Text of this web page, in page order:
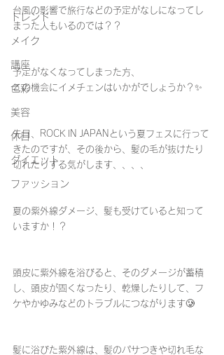
トレンド
メイク
講座
色彩
美容
休日
ダイエット
ファッション
台風の影響で旅行などの予定がなしになってし
まった人もいるのでは？？
予定がなくなってしまった方、
この機会にイメチェンはいかがでしょうか？✨
先日、ROCK IN JAPANという夏フェスに行って
きたのですが、その後から、髪の毛が抜けたり
切れたりする気がします、、、、
夏の紫外線ダメージ、髪も受けていると知って
いますか！？
頭皮に紫外線を浴びると、そのダメージが蓄積
し、頭皮が固くなったり、乾燥したりして、フ
ケやかゆみなどのトラブルにつながります🥲
髪に浴びた紫外線は、髪のパサつきや切れ毛な